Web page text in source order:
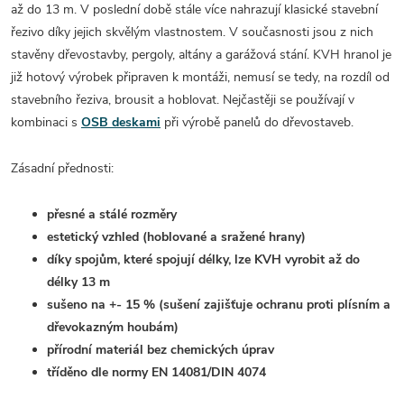
až do 13 m. V poslední době stále více nahrazují klasické stavební
řezivo díky jejich skvělým vlastnostem. V současnosti jsou z nich
stavěny dřevostavby, pergoly, altány a garážová stání. KVH hranol je
již hotový výrobek připraven k montáži, nemusí se tedy, na rozdíl od
stavebního řeziva, brousit a hoblovat. Nejčastěji se používají v
kombinaci s OSB deskami při výrobě panelů do dřevostaveb.
Zásadní přednosti:
přesné a stálé rozměry
estetický vzhled (hoblované a sražené hrany)
díky spojům, které spojují délky, lze KVH vyrobit až do
délky 13 m
sušeno na +- 15 % (sušení zajišťuje ochranu proti plísním a
dřevokazným houbám)
přírodní materiál bez chemických úprav
tříděno dle normy EN 14081/DIN 4074